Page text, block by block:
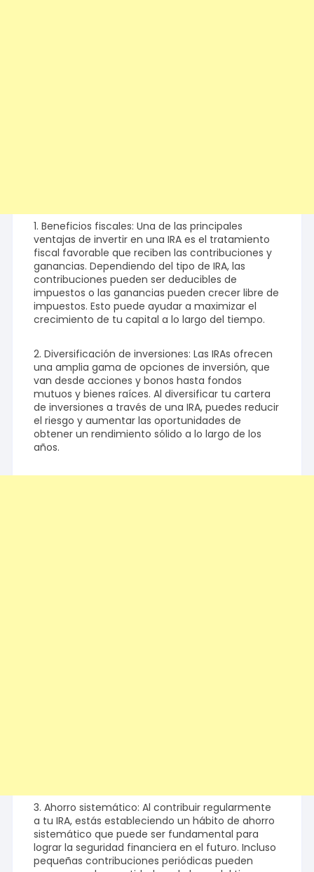
1. Beneficios fiscales: Una de las principales
ventajas de invertir en una IRA es el tratamiento
fiscal favorable que reciben las contribuciones y
ganancias. Dependiendo del tipo de IRA, las
contribuciones pueden ser deducibles de
impuestos o las ganancias pueden crecer libre de
impuestos. Esto puede ayudar a maximizar el
crecimiento de tu capital a lo largo del tiempo.
2. Diversificación de inversiones: Las IRAs ofrecen
una amplia gama de opciones de inversión, que
van desde acciones y bonos hasta fondos
mutuos y bienes raíces. Al diversificar tu cartera
de inversiones a través de una IRA, puedes reducir
el riesgo y aumentar las oportunidades de
obtener un rendimiento sólido a lo largo de los
años.
3. Ahorro sistemático: Al contribuir regularmente
a tu IRA, estás estableciendo un hábito de ahorro
sistemático que puede ser fundamental para
lograr la seguridad financiera en el futuro. Incluso
pequeñas contribuciones periódicas pueden